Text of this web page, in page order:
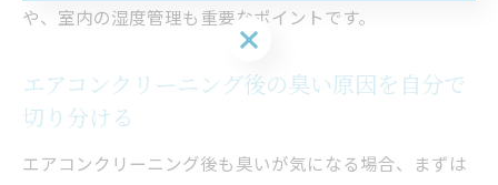
や、室内の湿度管理も重要なポイントです。
エアコンクリーニング後の臭い原因を自分で
切り分ける
エアコンクリーニング後も臭いが気になる場合、まずは
お気軽にお問い合わせください